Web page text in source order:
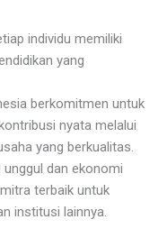
individu memiliki
yang
berkomitmen untuk
nyata melalui
yang berkualitas.
dan ekonomi
terbaik untuk
institusi lainnya.